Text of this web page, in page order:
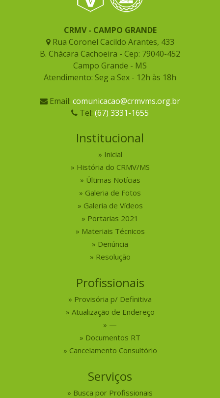
CRMV - CAMPO GRANDE
Rua Coronel Cacildo Arantes, 433
B. Chácara Cachoeira - Cep: 79040-452
Campo Grande - MS
Atendimento: Seg a Sex - 12h às 18h
Email: comunicacao@crmvms.org.br
Tel: (67) 3331-1655
Institucional
Inicial
História do CRMV/MS
Últimas Notícias
Galeria de Fotos
Galeria de Vídeos
Portarias 2021
Materiais Técnicos
Denúncia
Resolução
Profissionais
Provisória p/ Definitiva
Atualização de Endereço
—
Documentos RT
Cancelamento Consultório
Serviços
Busca por Profissionais